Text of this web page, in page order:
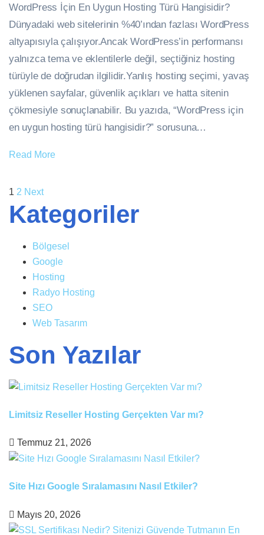
WordPress İçin En Uygun Hosting Türü Hangisidir?
Dünyadaki web sitelerinin %40’ından fazlası WordPress
altyapısıyla çalışıyor.Ancak WordPress’in performansı
yalnızca tema ve eklentilerle değil, seçtiğiniz hosting
türüyle de doğrudan ilgilidir.Yanlış hosting seçimi, yavaş
yüklenen sayfalar, güvenlik açıkları ve hatta sitenin
çökmesiyle sonuçlanabilir. Bu yazıda, “WordPress için
en uygun hosting türü hangisidir?” sorusuna…
Read More
1 2 Next
Kategoriler
Bölgesel
Google
Hosting
Radyo Hosting
SEO
Web Tasarım
Son Yazılar
Limitsiz Reseller Hosting Gerçekten Var mı?
Temmuz 21, 2026
Site Hızı Google Sıralamasını Nasıl Etkiler?
Mayıs 20, 2026